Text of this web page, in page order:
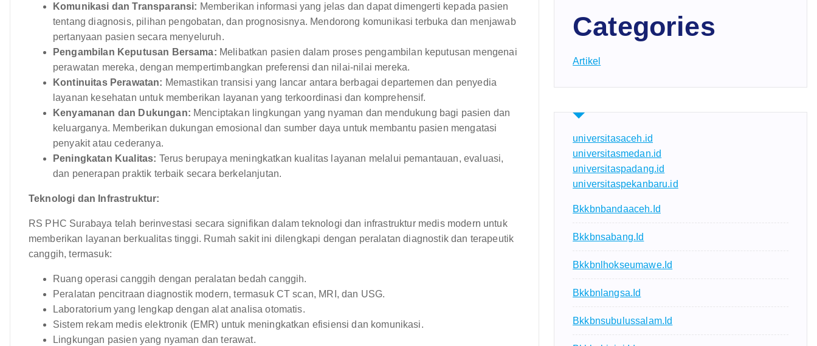
Komunikasi dan Transparansi: Memberikan informasi yang jelas dan dapat dimengerti kepada pasien
tentang diagnosis, pilihan pengobatan, dan prognosisnya. Mendorong komunikasi terbuka dan menjawab
pertanyaan pasien secara menyeluruh.
Pengambilan Keputusan Bersama: Melibatkan pasien dalam proses pengambilan keputusan mengenai
perawatan mereka, dengan mempertimbangkan preferensi dan nilai-nilai mereka.
Kontinuitas Perawatan: Memastikan transisi yang lancar antara berbagai departemen dan penyedia
layanan kesehatan untuk memberikan layanan yang terkoordinasi dan komprehensif.
Kenyamanan dan Dukungan: Menciptakan lingkungan yang nyaman dan mendukung bagi pasien dan
keluarganya. Memberikan dukungan emosional dan sumber daya untuk membantu pasien mengatasi
penyakit atau cederanya.
Peningkatan Kualitas: Terus berupaya meningkatkan kualitas layanan melalui pemantauan, evaluasi,
dan penerapan praktik terbaik secara berkelanjutan.
Teknologi dan Infrastruktur:
RS PHC Surabaya telah berinvestasi secara signifikan dalam teknologi dan infrastruktur medis modern untuk
memberikan layanan berkualitas tinggi. Rumah sakit ini dilengkapi dengan peralatan diagnostik dan terapeutik
canggih, termasuk:
Ruang operasi canggih dengan peralatan bedah canggih.
Peralatan pencitraan diagnostik modern, termasuk CT scan, MRI, dan USG.
Laboratorium yang lengkap dengan alat analisa otomatis.
Sistem rekam medis elektronik (EMR) untuk meningkatkan efisiensi dan komunikasi.
Lingkungan pasien yang nyaman dan terawat.
Categories
Artikel
universitasaceh.id
universitasmedan.id
universitaspadang.id
universitaspekanbaru.id
Bkkbnbandaaceh.id
Bkkbnsabang.id
Bkkbnlhokseumawe.id
Bkkbnlangsa.id
Bkkbnsubulussalam.id